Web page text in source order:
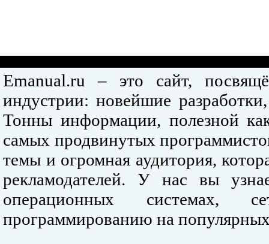
Emanual.ru – это сайт,
индустрии: новейшие
Тонны информации, полезной
самых продвинутых
темы и огромная аудитория,
рекламодателей. У нас вы
операционных системах,
программированию на